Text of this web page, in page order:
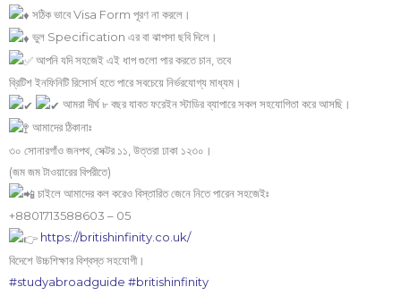
সঠিক ভাবে Visa Form পূরণ না করলে।
ভুল Specification এর বা ঝাপসা ছবি দিলে।
আপনি যদি সহজেই এই ধাপ গুলো পার করতে চান, তবে
ব্রিটিশ ইনফিনিটি রিসোর্স হতে পারে সবচেয়ে নির্ভরযোগ্য মাধ্যম।
আমরা দীর্ঘ ৮ বছর যাবত ফরেইন স্টাডির ব্যাপারে সকল সহযোগিতা করে আসছি।
আমাদের ঠিকানাঃ
৩০ সোনারগাঁও জনপথ, সেক্টর ১১, উত্তরা ঢাকা ১২৩০।
(জম জম টাওয়ারের বিপরীতে)
চাইলে আমাদের কল করেও বিস্তারিত জেনে নিতে পারেন সহজেইঃ
+8801713588603 – 05
https://britishinfinity.co.uk/
বিদেশে উচ্চশিক্ষার বিশ্বস্ত সহযোগী।
#studyabroadguide #britishinfinity